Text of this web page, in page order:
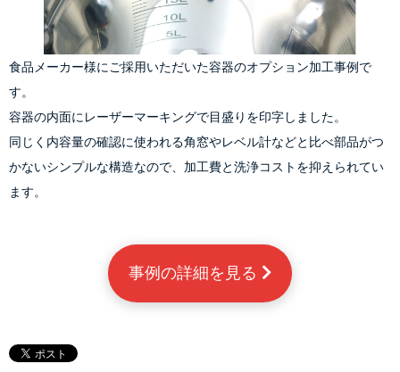
食品メーカー様にご採用いただいた容器のオプション加工事例で
す。
容器の内面にレーザーマーキングで目盛りを印字しました。
同じく内容量の確認に使われる角窓やレベル計などと比べ部品がつ
かないシンプルな構造なので、加工費と洗浄コストを抑えられてい
ます。
事例の詳細を見る